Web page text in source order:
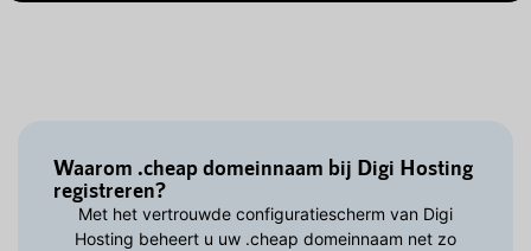
Waarom .cheap domeinnaam bij Digi Hosting
registreren?
Met het vertrouwde configuratiescherm van Digi
Hosting beheert u uw .cheap domeinnaam net zo